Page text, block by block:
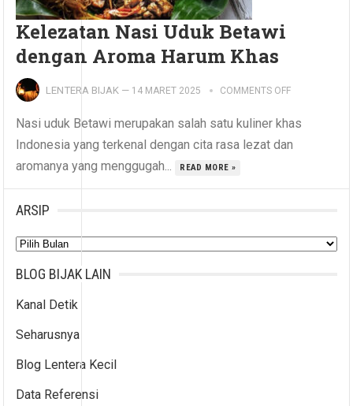
Kelezatan Nasi Uduk Betawi
dengan Aroma Harum Khas
LENTERA BIJAK — 14 MARET 2025 COMMENTS OFF
Nasi uduk Betawi merupakan salah satu kuliner khas
Indonesia yang terkenal dengan cita rasa lezat dan
aromanya yang menggugah...
READ MORE »
ARSIP
Arsip
BLOG BIJAK LAIN
Kanal Detik
Seharusnya
Blog Lentera Kecil
Data Referensi